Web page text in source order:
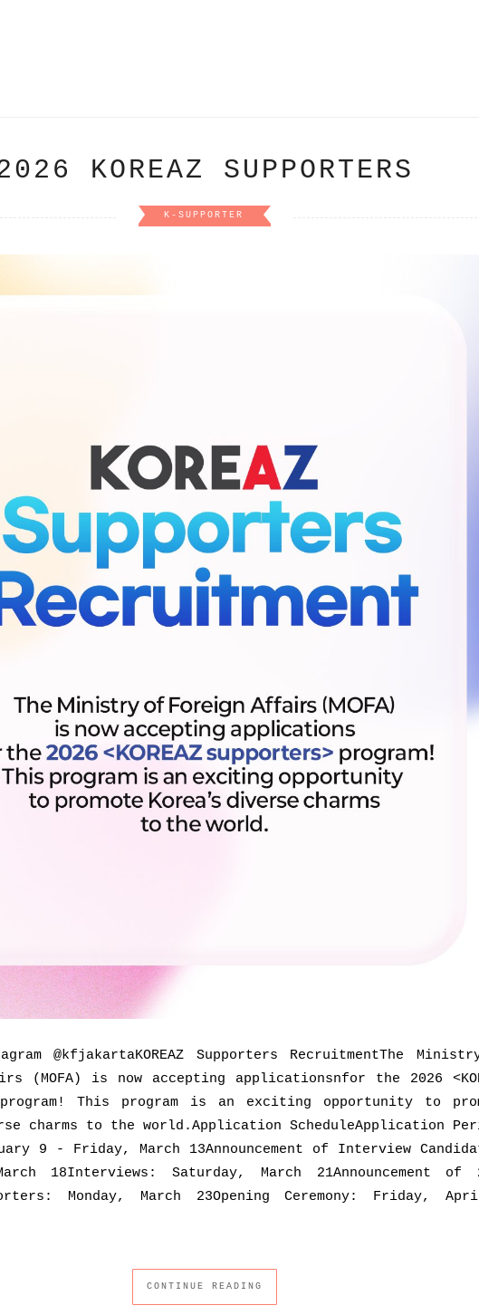
KOREAZ SUPPORTERS
K-SUPPORTER
@kfjakartaKOREAZ Supporters RecruitmentThe
(MOFA) is now accepting applicationsnfor the 2026
program! This program is an exciting opportunity to
charms to the world.Application ScheduleApplication
9 - Friday, March 13Announcement of Interview
18Interviews: Saturday, March 21Announcement of
Monday, March 23Opening Ceremony: Friday,
CONTINUE READING